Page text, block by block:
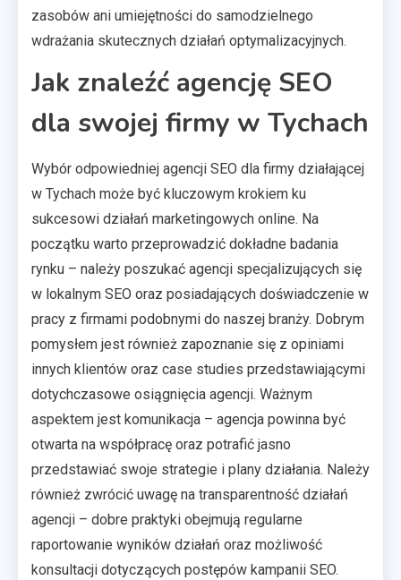
zasobów ani umiejętności do samodzielnego
wdrażania skutecznych działań optymalizacyjnych.
Jak znaleźć agencję SEO
dla swojej firmy w Tychach
Wybór odpowiedniej agencji SEO dla firmy działającej
w Tychach może być kluczowym krokiem ku
sukcesowi działań marketingowych online. Na
początku warto przeprowadzić dokładne badania
rynku – należy poszukać agencji specjalizujących się
w lokalnym SEO oraz posiadających doświadczenie w
pracy z firmami podobnymi do naszej branży. Dobrym
pomysłem jest również zapoznanie się z opiniami
innych klientów oraz case studies przedstawiającymi
dotychczasowe osiągnięcia agencji. Ważnym
aspektem jest komunikacja – agencja powinna być
otwarta na współpracę oraz potrafić jasno
przedstawiać swoje strategie i plany działania. Należy
również zwrócić uwagę na transparentność działań
agencji – dobre praktyki obejmują regularne
raportowanie wyników działań oraz możliwość
konsultacji dotyczących postępów kampanii SEO.